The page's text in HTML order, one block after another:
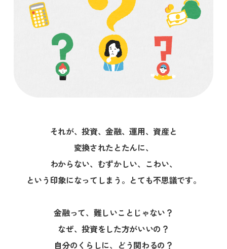
それが、投資、金融、運用、資産と
変換されたとたんに、
わからない、むずかしい、こわい、
という印象になってしまう。とても不思議です。
金融って、難しいことじゃない？
なぜ、投資をした方がいいの？
自分のくらしに、どう関わるの？